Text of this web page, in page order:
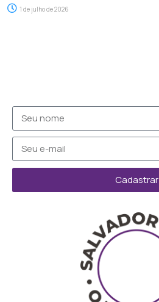
1 de julho de 2026
Cadastrar